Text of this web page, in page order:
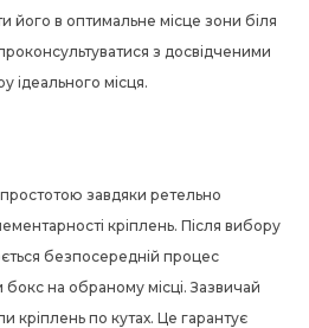
в оптимальне місце зони біля
з досвідченими
ідеального місця.
простотою завдяки ретельно
кріплень. Після вибору
безпосередній процес
бокс на обраному місці. Зазвичай
кріплень по кутах. Це гарантує